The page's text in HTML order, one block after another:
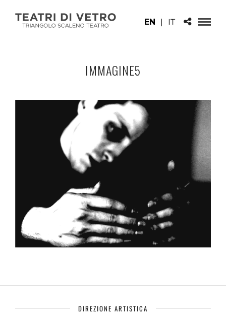
EN | IT
IMMAGINE5
DIREZIONE ARTISTICA